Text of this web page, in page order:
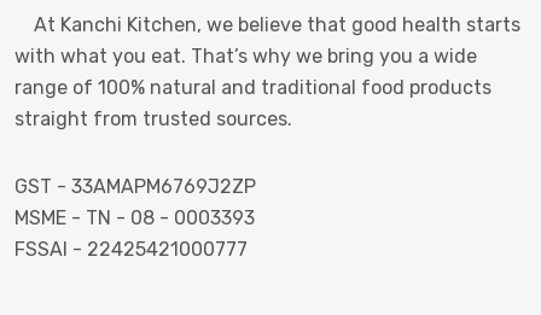
At Kanchi Kitchen, we believe that good health starts
with what you eat. That’s why we bring you a wide
range of 100% natural and traditional food products
straight from trusted sources.
GST - 33AMAPM6769J2ZP
MSME - TN - 08 - 0003393
FSSAI - 22425421000777